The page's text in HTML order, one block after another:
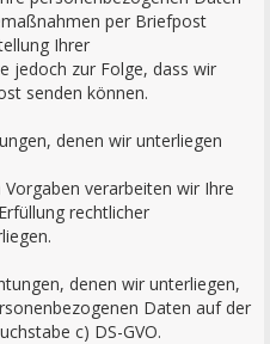
per Briefpost
Ihrer
jedoch zur Folge, dass wir
senden können.
denen wir unterliegen
verarbeiten wir Ihre
rechtlicher
denen wir unterliegen,
Daten auf der
c) DS-GVO.